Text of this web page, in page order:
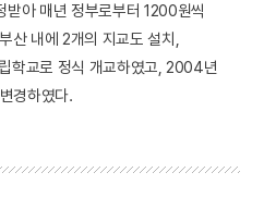
아 매년 정부로부터 1200원씩
산 내에 2개의 지교도 설치,
학교로 정식 개교하였고, 2004년
경하였다.